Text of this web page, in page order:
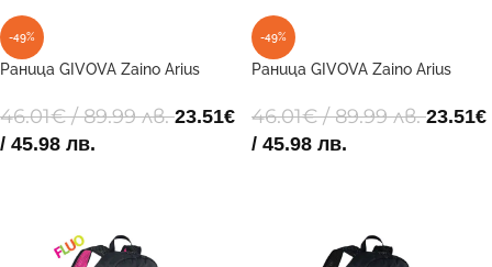
-49%
Раница GIVOVA Zaino Arius
46.01€/ 89.99 лв.23.51€
/ 45.98 лв.
-49%
Раница GIVOVA Zaino Arius
46.01€/ 89.99 лв.23.51€
/ 45.98 лв.